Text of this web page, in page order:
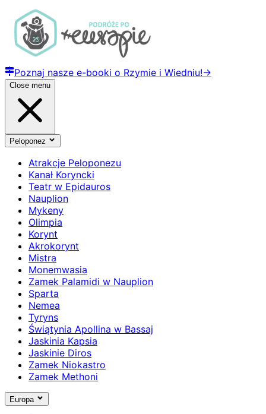
Poznaj nasze e-booki o Rzymie i Wiedniu!→
Close menu
Peloponez
Atrakcje Peloponezu
Kanał Koryncki
Teatr w Epidauros
Nauplion
Mykeny
Olimpia
Korynt
Akrokorynt
Mistra
Monemwasia
Zamek Palamidi w Nauplion
Sparta
Nemea
Tyryns
Świątynia Apollina w Bassaj
Jaskinia Kapsia
Jaskinie Diros
Zamek Niokastro
Zamek Methoni
Europa